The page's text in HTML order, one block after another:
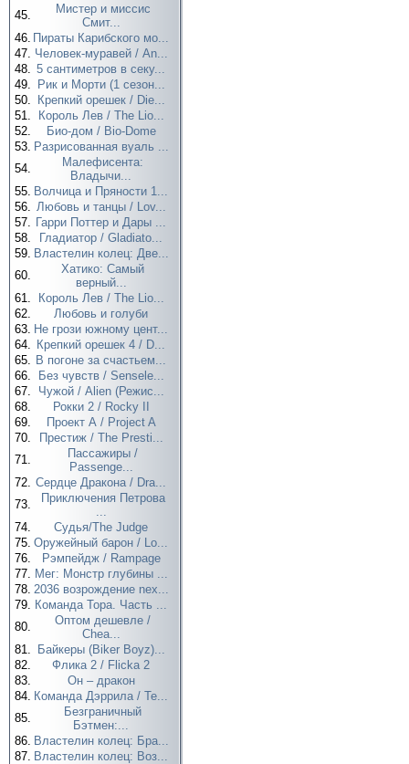
45.
Мистер и миссис
Смит...
46. Пираты Карибского мо...
47. Человек-муравей / An...
48. 5 сантиметров в секу...
49.
Рик и Морти (1 сезон...
50.
Крепкий орешек / Die...
51.
Король Лев / The Lio...
52.
Био-дом / Bio-Dome
53. Разрисованная вуаль ...
54.
Малефисента:
Владычи...
55. Волчица и Пряности 1...
56. Любовь и танцы / Lov...
57. Гарри Поттер и Дары ...
58.
Гладиатор / Gladiato...
59. Властелин колец: Две...
60.
Хатико: Самый
верный...
61.
Король Лев / The Lio...
62.
Любовь и голуби
63. Не грози южному цент...
64. Крепкий орешек 4 / D...
65. В погоне за счастьем...
66.
Без чувств / Sensele...
67.
Чужой / Alien (Режис...
68.
Рокки 2 / Rocky II
69.
Проект А / Project A
70.
Престиж / The Presti...
71.
Пассажиры /
Passenge...
72. Сердце Дракона / Dra...
73.
Приключения Петрова
...
74.
Судья/The Judge
75. Оружейный барон / Lo...
76.
Рэмпейдж / Rampage
77. Мег: Монстр глубины ...
78. 2036 возрождение nex...
79. Команда Тора. Часть ...
80.
Оптом дешевле /
Chea...
81.
Байкеры (Biker Boyz)...
82.
Флика 2 / Flicka 2
83.
Он – дракон
84. Команда Дэррила / Te...
85.
Безграничный
Бэтмен:...
86. Властелин колец: Бра...
87. Властелин колец: Воз...